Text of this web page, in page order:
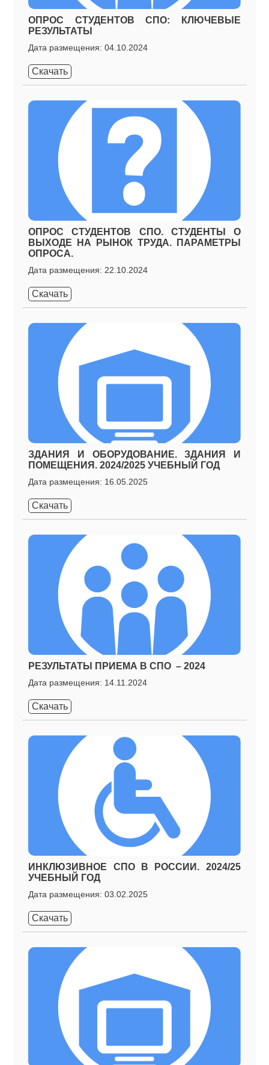
ОПРОС СТУДЕНТОВ СПО: КЛЮЧЕВЫЕ
РЕЗУЛЬТАТЫ
Дата размещения: 04.10.2024
Скачать
ОПРОС СТУДЕНТОВ СПО. СТУДЕНТЫ О
ВЫХОДЕ НА РЫНОК ТРУДА. ПАРАМЕТРЫ
ОПРОСА.
Дата размещения: 22.10.2024
Скачать
ЗДАНИЯ И ОБОРУДОВАНИЕ. ЗДАНИЯ И
ПОМЕЩЕНИЯ. 2024/2025 УЧЕБНЫЙ ГОД
Дата размещения: 16.05.2025
Скачать
РЕЗУЛЬТАТЫ ПРИЕМА В СПО – 2024
Дата размещения: 14.11.2024
Скачать
ИНКЛЮЗИВНОЕ СПО В РОССИИ. 2024/25
УЧЕБНЫЙ ГОД
Дата размещения: 03.02.2025
Скачать